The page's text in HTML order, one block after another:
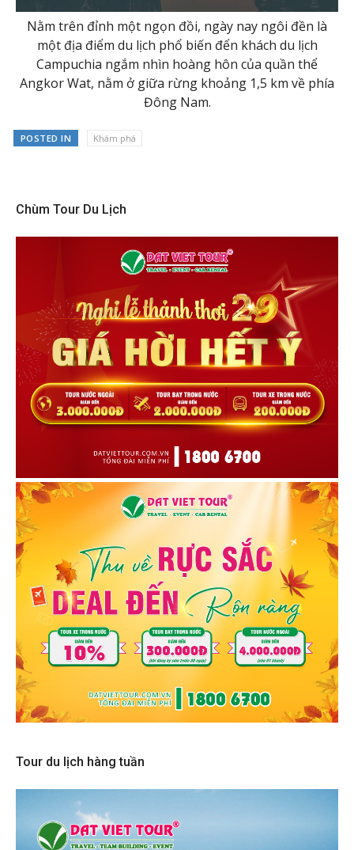
Nằm trên đỉnh một ngọn đồi, ngày nay ngôi đền là
một địa điểm du lịch phổ biến đển khách du lịch
Campuchia ngắm nhìn hoàng hôn của quần thể
Angkor Wat, nằm ở giữa rừng khoảng 1,5 km về phía
Đông Nam.
POSTED IN Khám phá
Chùm Tour Du Lịch
Tour du lịch hàng tuần